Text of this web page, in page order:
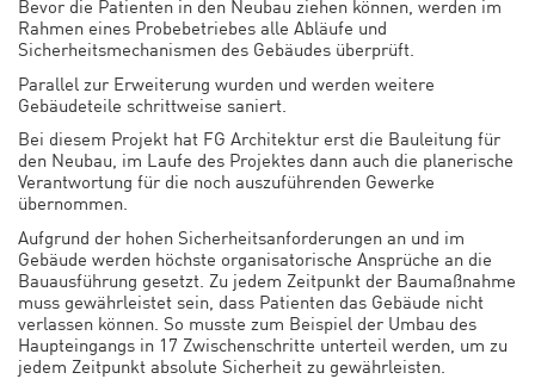
Bevor die Patienten in den Neubau ziehen können, werden im
Rahmen eines Probebetriebes alle Abläufe und
Sicherheitsmechanismen des Gebäudes überprüft.
Parallel zur Erweiterung wurden und werden weitere
Gebäudeteile schrittweise saniert.
Bei diesem Projekt hat FG Architektur erst die Bauleitung für
den Neubau, im Laufe des Projektes dann auch die planerische
Verantwortung für die noch auszuführenden Gewerke
übernommen.
Aufgrund der hohen Sicherheitsanforderungen an und im
Gebäude werden höchste organisatorische Ansprüche an die
Bauausführung gesetzt. Zu jedem Zeitpunkt der Baumaßnahme
muss gewährleistet sein, dass Patienten das Gebäude nicht
verlassen können. So musste zum Beispiel der Umbau des
Haupteingangs in 17 Zwischenschritte unterteil werden, um zu
jedem Zeitpunkt absolute Sicherheit zu gewährleisten.